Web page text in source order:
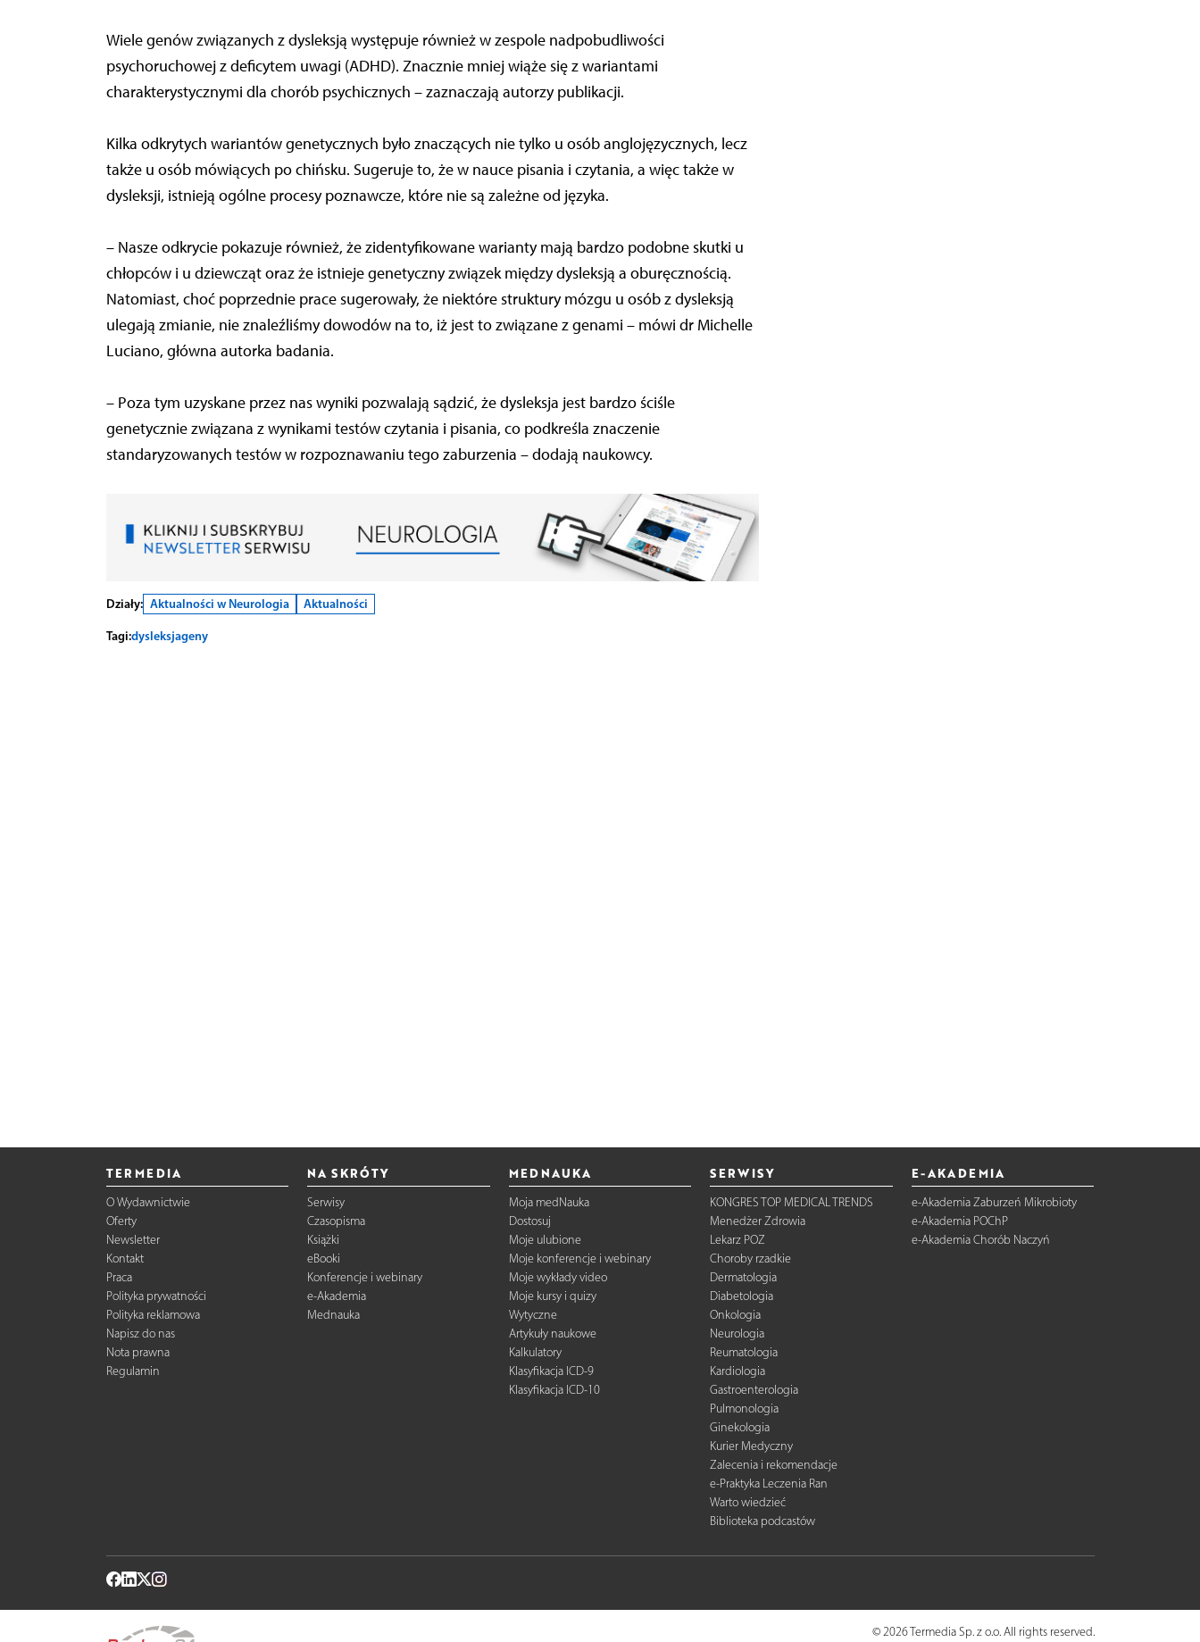
Wiele genów związanych z dysleksją występuje również w zespole nadpobudliwości
psychoruchowej z deficytem uwagi (ADHD). Znacznie mniej wiąże się z wariantami
charakterystycznymi dla chorób psychicznych – zaznaczają autorzy publikacji.
Kilka odkrytych wariantów genetycznych było znaczących nie tylko u osób anglojęzycznych, lecz
także u osób mówiących po chińsku. Sugeruje to, że w nauce pisania i czytania, a więc także w
dysleksji, istnieją ogólne procesy poznawcze, które nie są zależne od języka.
– Nasze odkrycie pokazuje również, że zidentyfikowane warianty mają bardzo podobne skutki u
chłopców i u dziewcząt oraz że istnieje genetyczny związek między dysleksją a oburęcznością.
Natomiast, choć poprzednie prace sugerowały, że niektóre struktury mózgu u osób z dysleksją
ulegają zmianie, nie znaleźliśmy dowodów na to, iż jest to związane z genami – mówi dr Michelle
Luciano, główna autorka badania.
– Poza tym uzyskane przez nas wyniki pozwalają sądzić, że dysleksja jest bardzo ściśle
genetycznie związana z wynikami testów czytania i pisania, co podkreśla znaczenie
standaryzowanych testów w rozpoznawaniu tego zaburzenia – dodają naukowcy.
Działy: Aktualności w Neurologia
Aktualności
Tagi:dysleksjageny
TERMEDIA
O Wydawnictwie
Oferty
Newsletter
Kontakt
Praca
Polityka prywatności
Polityka reklamowa
Napisz do nas
Nota prawna
Regulamin
NA SKRÓTY
Serwisy
Czasopisma
Książki
eBooki
Konferencje i webinary
e-Akademia
Mednauka
MEDNAUKA
Moja medNauka
Dostosuj
Moje ulubione
Moje konferencje i webinary
Moje wykłady video
Moje kursy i quizy
Wytyczne
Artykuły naukowe
Kalkulatory
Klasyfikacja ICD-9
Klasyfikacja ICD-10
SERWISY
KONGRES TOP MEDICAL TRENDS
Menedżer Zdrowia
Lekarz POZ
Choroby rzadkie
Dermatologia
Diabetologia
Onkologia
Neurologia
Reumatologia
Kardiologia
Gastroenterologia
Pulmonologia
Ginekologia
Kurier Medyczny
Zalecenia i rekomendacje
e-Praktyka Leczenia Ran
Warto wiedzieć
Biblioteka podcastów
E-AKADEMIA
e-Akademia Zaburzeń Mikrobioty
e-Akademia POChP
e-Akademia Chorób Naczyń
© 2026 Termedia Sp. z o.o. All rights reserved.